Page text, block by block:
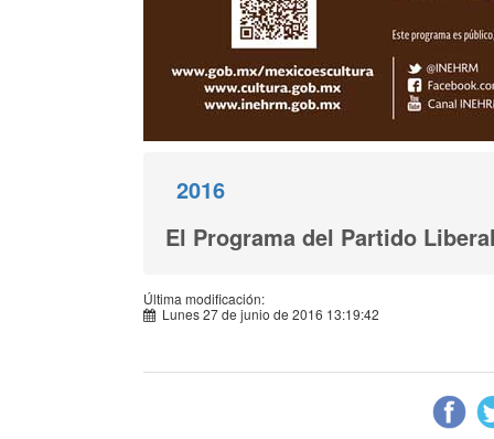
2016
El Programa del Partido
Última modificación:
Lunes 27 de junio de 2016 13:19:42